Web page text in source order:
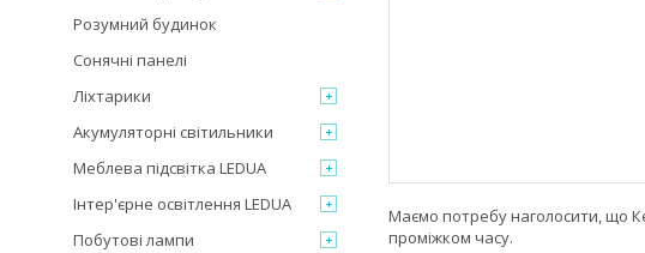
Маємо потребу наголосити, що
проміжком часу.
Розумний будинок
Сонячні панелі
Ліхтарики
Акумуляторні світильники
Меблева підсвітка LEDUA
Інтер'єрне освітлення LEDUA
Побутові лампи